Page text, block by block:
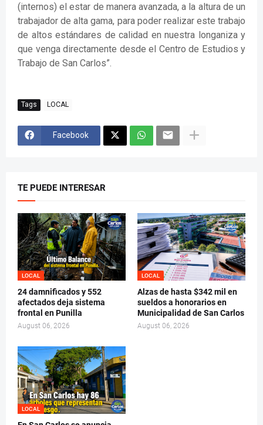
(internos) el estar de manera avanzada, a la altura de un
trabajador de alta gama, para poder realizar este trabajo
de altos estándares de calidad en nuestra longaniza y
que venga directamente desde el Centro de Estudios y
Trabajo de San Carlos”.
Tags LOCAL
Facebook
TE PUEDE INTERESAR
LOCAL
24 damnificados y 552
afectados deja sistema
frontal en Punilla
August 06, 2026
LOCAL
Alzas de hasta $342 mil en
sueldos a honorarios en
Municipalidad de San Carlos
August 06, 2026
LOCAL